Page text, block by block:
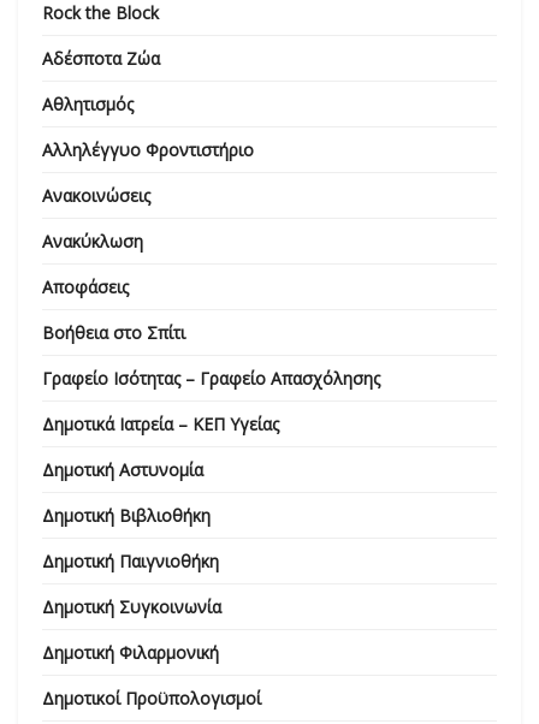
Rock the Block
Αδέσποτα Ζώα
Αθλητισμός
Αλληλέγγυο Φροντιστήριο
Ανακοινώσεις
Ανακύκλωση
Αποφάσεις
Βοήθεια στο Σπίτι
Γραφείο Ισότητας – Γραφείο Απασχόλησης
Δημοτικά Ιατρεία – ΚΕΠ Υγείας
Δημοτική Αστυνομία
Δημοτική Βιβλιοθήκη
Δημοτική Παιγνιοθήκη
Δημοτική Συγκοινωνία
Δημοτική Φιλαρμονική
Δημοτικοί Προϋπολογισμοί